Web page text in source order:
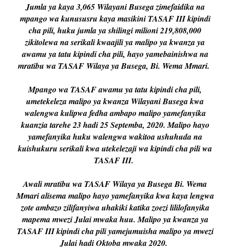
Jumla ya kaya 3,065 Wilayani Busega zimefaidika na
mpango wa kunususru kaya masikini TASAF III kipindi
cha pili, huku jumla ya shilingi milioni 219,808,000
zikitolewa na serikali kwaajili ya malipo ya kwanza ya
awamu ya tatu kipindi cha pili, hayo yamebainishwa na
mratibu wa TASAF Wilaya ya Busega, Bi. Wema Mmari.
Mpango wa TASAF awamu ya tatu kipindi cha pili,
umetekeleza malipo ya kwanza Wilayani Busega kwa
walengwa kulipwa fedha ambapo malipo yamefanyika
kuanzia tarehe 23 hadi 25 Septemba, 2020. Malipo hayo
yamefanyika huku walengwa wakitoa ushuhuda na
kuishukuru serikali kwa utekelezaji wa kipindi cha pili wa
TASAF III.
Awali mratibu wa TASAF Wilaya ya Busega Bi. Wema
Mmari alisema malipo hayo yamefanyika kwa kaya lengwa
zote ambazo zilifanyiwa uhakiki katika zoezi lililofanyika
mapema mwezi Julai mwaka huu. Malipo ya kwanza ya
TASAF III kipindi cha pili yamejumuisha malipo ya mwezi
Julai hadi Oktoba mwaka 2020.